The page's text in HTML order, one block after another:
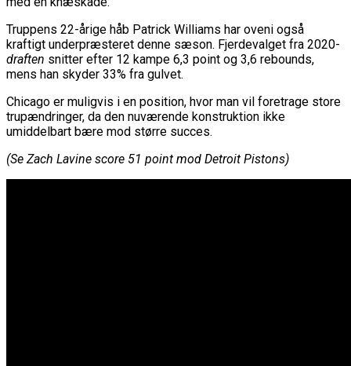
Truppens 22-årige håb Patrick Williams har oveni også
kraftigt underpræsteret denne sæson. Fjerdevalget fra 2020-
draften snitter efter 12 kampe 6,3 point og 3,6 rebounds,
mens han skyder 33% fra gulvet.
Chicago er muligvis i en position, hvor man vil foretrage store
trupændringer, da den nuværende konstruktion ikke
umiddelbart bære mod større succes.
(Se Zach Lavine score 51 point mod Detroit Pistons)